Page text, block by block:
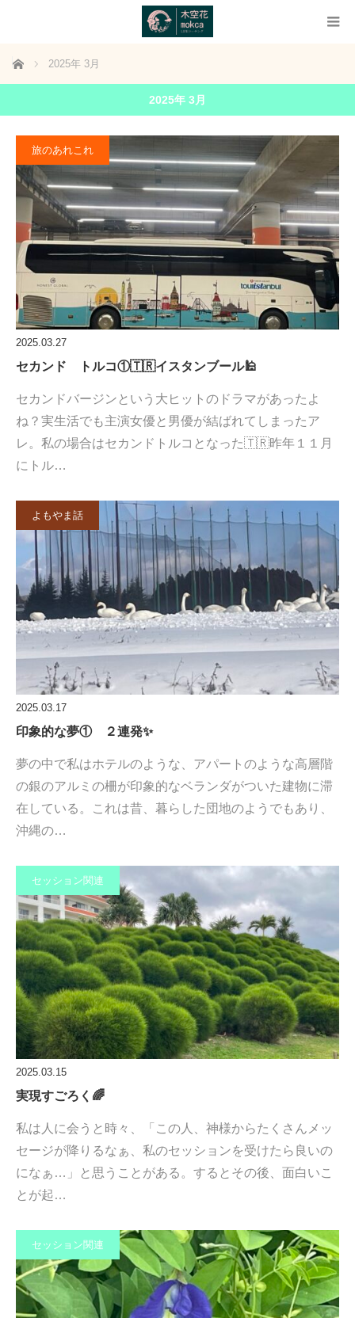
ホーム 2025年 3月
2025年 3月
旅のあれこれ
2025.03.27
セカンド トルコ①🇹🇷イスタンブール🕌
セカンドバージンという大ヒットのドラマがあったよ
ね？実生活でも主演女優と男優が結ばれてしまったア
レ。私の場合はセカンドトルコとなった🇹🇷昨年１１月
にトル…
よもやま話
2025.03.17
印象的な夢① ２連発✨
夢の中で私はホテルのような、アパートのような高層階
の銀のアルミの柵が印象的なベランダがついた建物に滞
在している。これは昔、暮らした団地のようでもあり、
沖縄の…
セッション関連
2025.03.15
実現すごろく🌈
私は人に会うと時々、「この人、神様からたくさんメッ
セージが降りるなぁ、私のセッションを受けたら良いの
になぁ…」と思うことがある。するとその後、面白いこ
とが起…
セッション関連